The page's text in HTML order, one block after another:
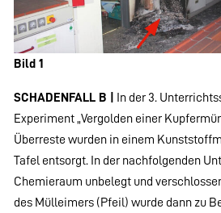
Bild 1
SCHADENFALL B |
In der 3.
Experiment „Vergolden einer
Überreste wurden in einem
Tafel entsorgt. In der nachfolgenden
Chemieraum unbelegt und
des Mülleimers (Pfeil) wurde dann zu